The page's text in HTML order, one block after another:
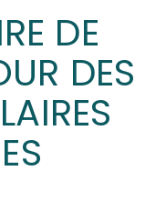
DE
DES